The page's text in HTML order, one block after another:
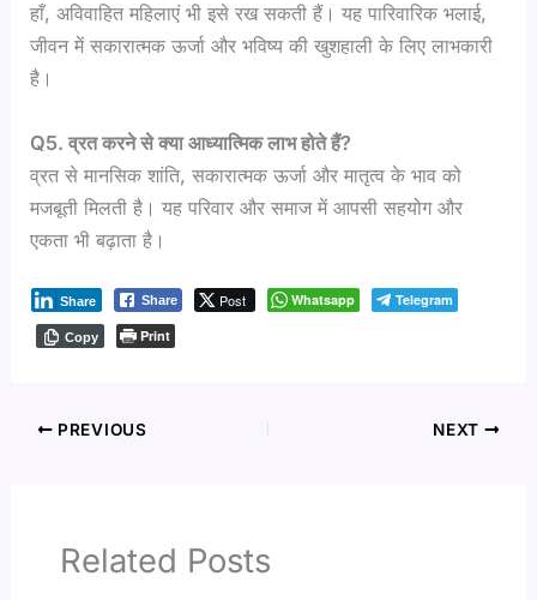
हाँ, अविवाहित महिलाएं भी इसे रख सकती हैं। यह पारिवारिक भलाई,
जीवन में सकारात्मक ऊर्जा और भविष्य की खुशहाली के लिए लाभकारी
है।
Q5. व्रत करने से क्या आध्यात्मिक लाभ होते हैं?
व्रत से मानसिक शांति, सकारात्मक ऊर्जा और मातृत्व के भाव को
मजबूती मिलती है। यह परिवार और समाज में आपसी सहयोग और
एकता भी बढ़ाता है।
Share Post
Share Whatsapp Telegram
Copy Print
PREVIOUS NEXT
Related Posts